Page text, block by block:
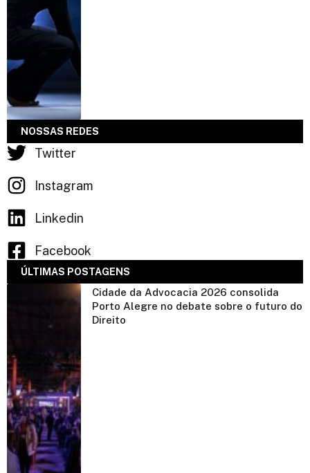
NOSSAS REDES
Twitter
Instagram
Linkedin
Facebook
ÚLTIMAS POSTAGENS
Cidade da Advocacia 2026 consolida
Porto Alegre no debate sobre o futuro do
Direito